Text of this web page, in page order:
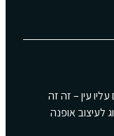
עין – זה זה
לעיצוב אופנה